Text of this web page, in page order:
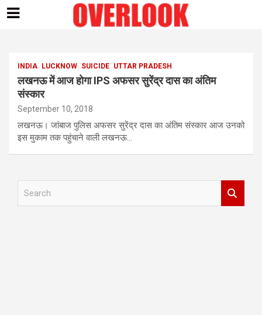
INDIA LUCKNOW SUICIDE UTTAR PRADESH
लखनऊ में आज होगा IPS अफसर सुरेंद्र दास का अंतिम
संस्कार
September 10, 2018
लखनऊ। जांबाज पुलिस अफसर सुरेंद्र दास का अंतिम संस्कार आज उनको
इस मुकाम तक पहुंचाने वाली लखनऊ…